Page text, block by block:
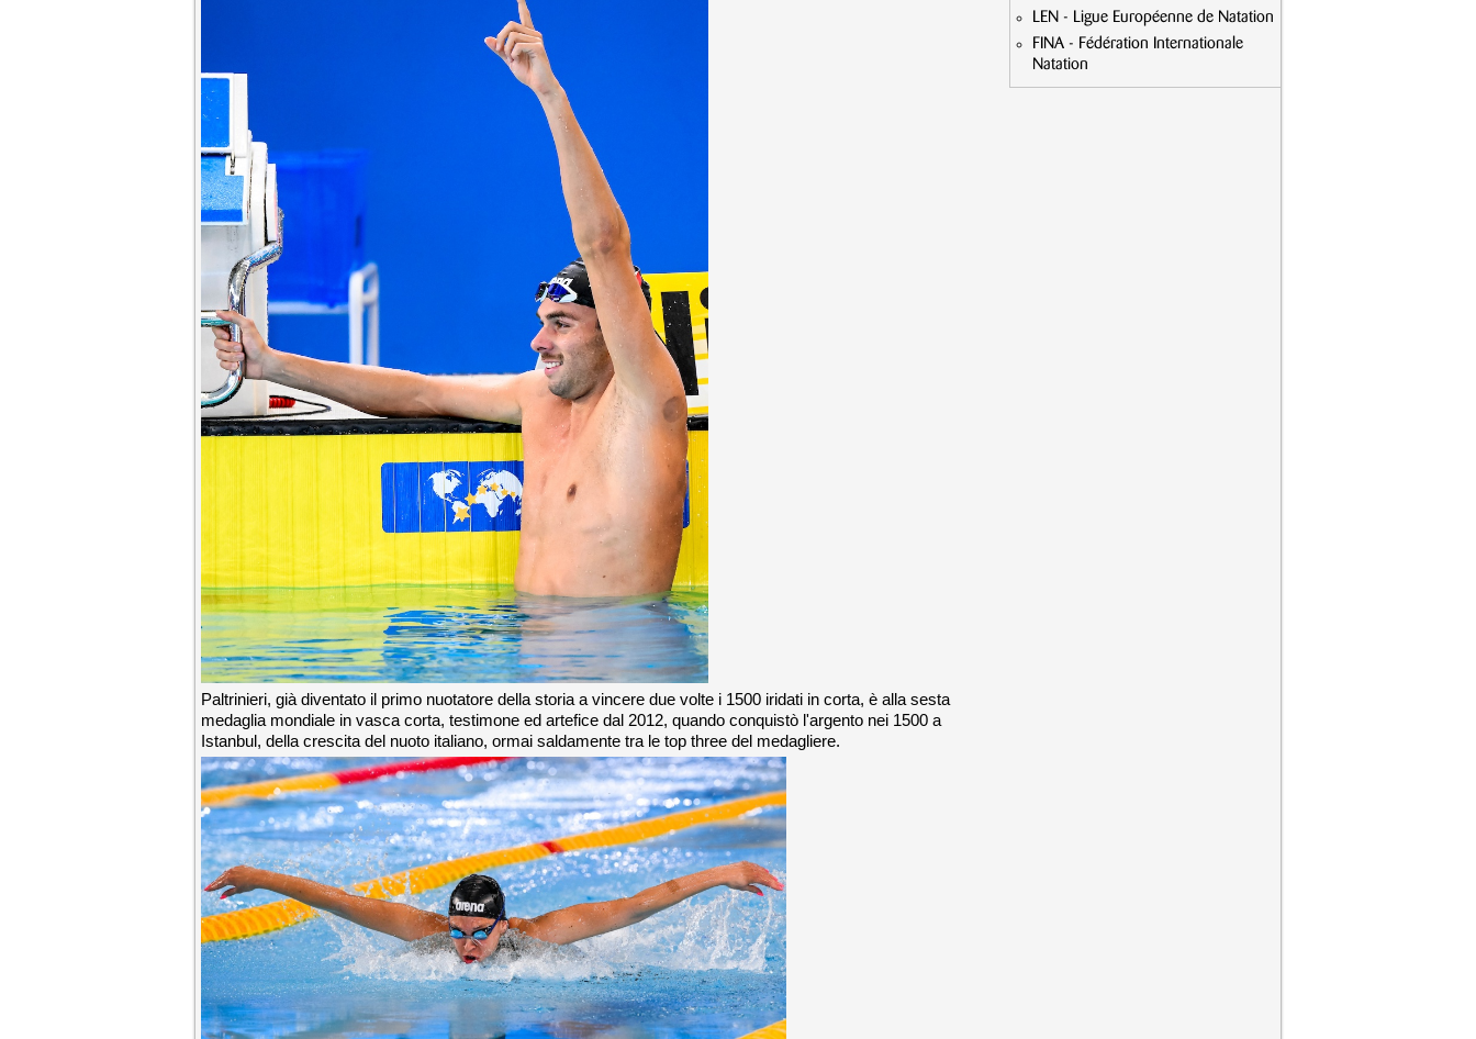
Paltrinieri, già diventato il primo nuotatore della storia a vincere due volte i 1500 iridati in corta, è alla sesta
medaglia mondiale in vasca corta, testimone ed artefice dal 2012, quando conquistò l'argento nei 1500 a
Istanbul, della crescita del nuoto italiano, ormai saldamente tra le top three del medagliere.
LEN - Ligue Européenne de Natation
FINA - Fédération Internationale
Natation